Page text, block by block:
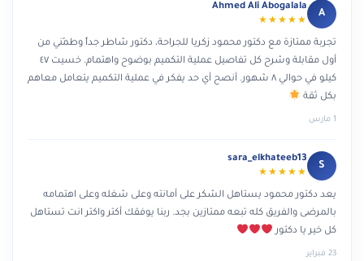
A
Ahmed Ali Abogalala
★★★★★
تجربة ممتازة مع دكتور محمود زكريا للجراحة، دكتور شاطر جداً وطمّني من
أول مقابلة وشرح كل تفاصيل عملية التكميم بوضوح واهتمام. خسيت ٤٧
كيلو في حوالي ٨ شهور. أنصح أي حد يفكر في عملية التكميم يتعامل معاهم
بكل ثقة
1 مارس
S
sara_elkhateeb13
★★★★★
يعد دكتور محمود يستاهل الشكر على أمانته وعلى شغله وعلى اهتمامه
بالمرضى والفريق كله تبعه ممتازين بجد. ربنا يوفقك أكتر واكتر انت تستاهل
كل خير يا دكتور
23 فبراير